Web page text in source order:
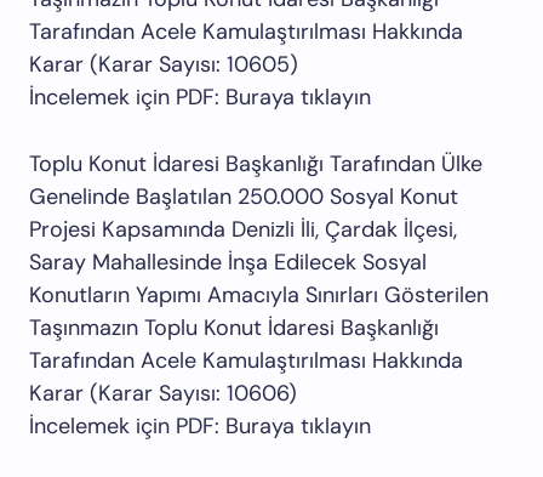
Tarafından Acele Kamulaştırılması Hakkında
Karar (Karar Sayısı: 10605)
İncelemek için PDF: Buraya tıklayın
Toplu Konut İdaresi Başkanlığı Tarafından Ülke
Genelinde Başlatılan 250.000 Sosyal Konut
Projesi Kapsamında Denizli İli, Çardak İlçesi,
Saray Mahallesinde İnşa Edilecek Sosyal
Konutların Yapımı Amacıyla Sınırları Gösterilen
Taşınmazın Toplu Konut İdaresi Başkanlığı
Tarafından Acele Kamulaştırılması Hakkında
Karar (Karar Sayısı: 10606)
İncelemek için PDF: Buraya tıklayın